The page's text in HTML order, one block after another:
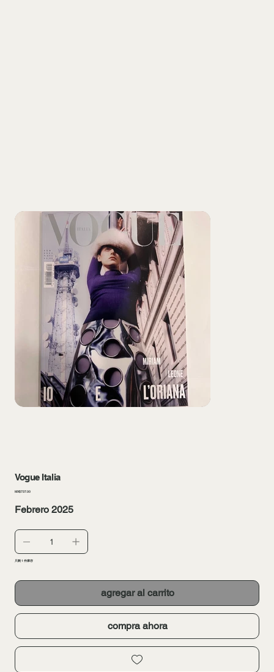
Vogue Italia
價
MX$737.00
Febrero 2025
只剩 1 件庫存
agregar al carrito
compra ahora